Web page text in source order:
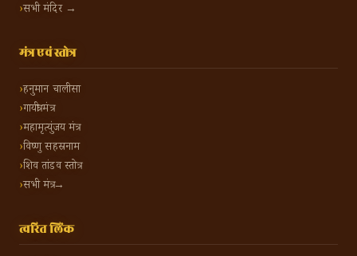
सभी मंदिर →
मंत्र एवं स्तोत्र
हनुमान चालीसा
गायत्री मंत्र
महामृत्युंजय मंत्र
विष्णु सहस्रनाम
शिव तांडव स्तोत्र
सभी मंत्र →
त्वरित लिंक